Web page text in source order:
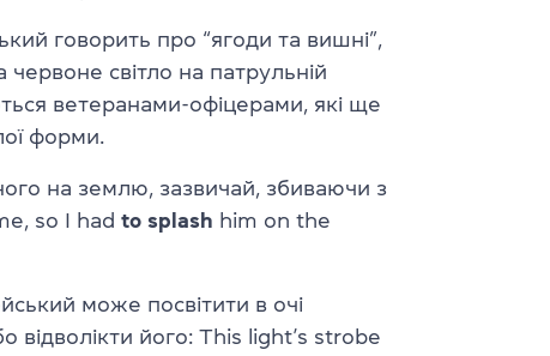
говорить про “ягоди та вишні”,
світло на патрульній
ветеранами-офіцерами, які ще
форми.
на землю, зазвичай, збиваючи з
so I had to splash him on the
може посвітити в очі
відволікти його: This light’s strobe